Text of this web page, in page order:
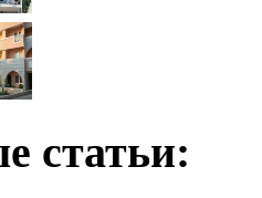
статьи: